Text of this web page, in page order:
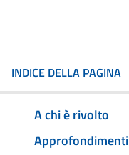
INDICE DELLA PAGINA
A chi è rivolto
Approfondimenti